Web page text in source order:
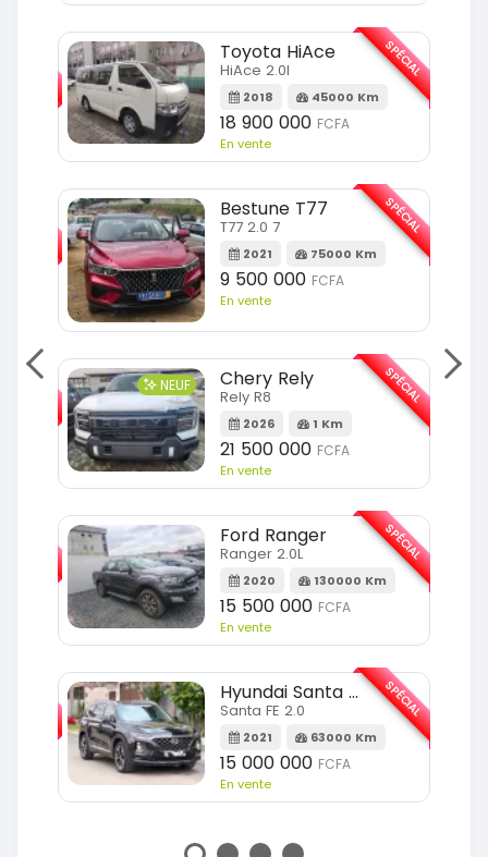
SPÉCIAL
Toyota HiAce
HiAce 2.0l
2018 45000 Km
18 900 000 FCFA
En vente
SPÉCIAL
Bestune T77
T77 2.0 7
2021 75000 Km
9 500 000 FCFA
En vente
SPÉCIAL
NEUF Chery Rely
Rely R8
2026 1 Km
21 500 000 FCFA
En vente
SPÉCIAL
Ford Ranger
Ranger 2.0L
2020 130000 Km
15 500 000 FCFA
En vente
SPÉCIAL
Hyundai Santa FE
Santa FE 2.0
2021 63000 Km
15 000 000 FCFA
En vente
SPÉCIAL